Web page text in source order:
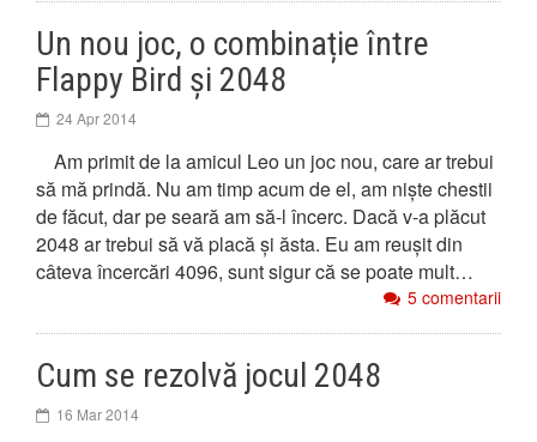
Un nou joc, o combinație între
Flappy Bird și 2048
24 Apr 2014
Am primit de la amicul Leo un joc nou, care ar trebui
să mă prindă. Nu am timp acum de el, am niște chestii
de făcut, dar pe seară am să-l încerc. Dacă v-a plăcut
2048 ar trebui să vă placă și ăsta. Eu am reușit din
câteva încercări 4096, sunt sigur că se poate mult…
5 comentarii
Cum se rezolvă jocul 2048
16 Mar 2014